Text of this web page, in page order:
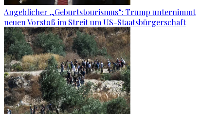
Angeblicher „Geburtstourismus“: Trump unternimmt
neuen Vorstoß im Streit um US-Staatsbürgerschaft